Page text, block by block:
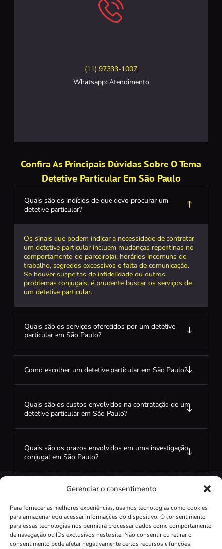
Gerenciar o consentimento
Para fornecer as melhores experiências, usamos tecnologias como cookies
para armazenar e/ou acessar informações do dispositivo. O consentimento
para essas tecnologias nos permitirá processar dados como comportamento
de navegação ou IDs exclusivos neste site. Não consentir ou retirar o
consentimento pode afetar negativamente certos recursos e funções.
(11) 97333-1007
Whatsapp: Atendimento
Confira As Principais Dúvidas Sobre O Tema
Detetive Particular Em São Paulo
Quais são os indícios de que devo procurar um
detetive particular?
Os sinais que podem indicar a necessidade de contratar
um detetive particular incluem mudanças repentinas no
comportamento do parceiro(a), horários incomuns de
trabalho, segredos excessivos e falta de comunicação.
Se houver suspeitas de infidelidade ou outros
problemas conjugais, é prudente buscar os serviços de
um detetive particular.
Quais são os serviços oferecidos por um detetive
particular em São Paulo?
Como escolher um detetive particular em São Paulo?
Quais são os custos envolvidos na contratação de um
detetive particular em São Paulo?
Quais são os prazos envolvidos em uma investigação
conjugal em São Paulo?
Independente do seu questionamento.